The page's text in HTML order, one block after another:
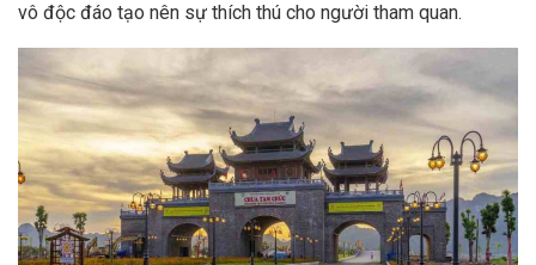
vô độc đáo tạo nên sự thích thú cho người tham quan.